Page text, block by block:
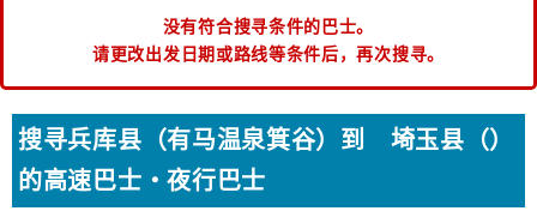
没有符合搜寻条件的巴士。
请更改出发日期或路线等条件后，再次搜寻。
搜寻兵库县（有马温泉箕谷）到 埼玉县（）
的高速巴士・夜行巴士